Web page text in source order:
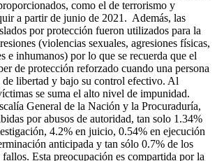
como el de terrorismo y
a partir de junio de 2021. Además, las
por protección fueron utilizados para la
(violencias sexuales, agresiones físicas,
e inhumanos) por lo que se recuerda que el
de protección reforzado cuando una persona
de libertad y bajo su control efectivo. Al
se suma el alto nivel de impunidad.
General de la Nación y la Procuraduría,
por abusos de autoridad, tan solo 1.34%
4.2% en juicio, 0.54% en ejecución
anticipada y tan sólo 0.7% de los
fallos. Esta preocupación es compartida por la